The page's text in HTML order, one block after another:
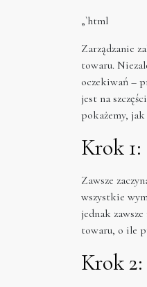
„`html
Zarządzanie
towaru.
oczekiwań –
jest na
pokażemy,
Krok
Zawsze
wszystkie
jednak
towaru, o ile
Krok